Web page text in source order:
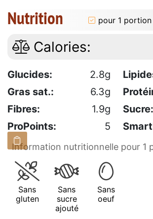
Nutrition pour 1 portion
Calories:
Glucides: 2.8g
Gras sat.:
6.3g
Fibres:
1.9g Sucre:
ProPoints:
5
Information nutritionnelle pour 1
Sans
gluten
Sans
sucre
ajouté
Sans
oeuf